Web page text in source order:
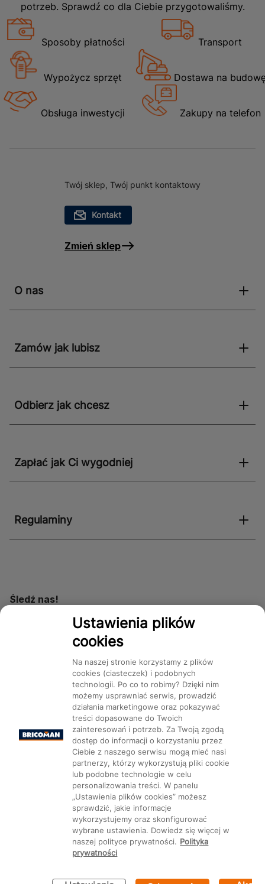
potrzeb. Sprawdź co dla Ciebie przygotowaliśmy.
Sposoby płatności Transport
Wypożycz sprzęt Dostawa na
Obsługa inwestycji Zakupy na telefon
Twój sklep, Twój punkt kontaktowy
Kontakt
Zmień sklep
O nas
Zamów jak lubisz
Odbierz jak chcesz
Zapłać jak Ci wygodniej
Regulaminy
Śledź nas!
Dostępność
Kategorie Produkty Marki CMS
Ustawienia plików cookie
Ustawienia plików
cookies
Na naszej stronie korzystamy z plików
cookies (ciasteczek) i podobnych
technologii. Po co to robimy? Dzięki nim
możemy usprawniać serwis, prowadzić
działania marketingowe oraz pokazywać
treści dopasowane do Twoich
zainteresowań i potrzeb. Za Twoją zgodą
dostęp do informacji o korzystaniu przez
Ciebie z naszego serwisu mogą mieć nasi
partnerzy, którzy wykorzystują pliki cookie
lub podobne technologie w celu
personalizowania treści. W panelu
„Ustawienia plików cookies” możesz
sprawdzić, jakie informacje
wykorzystujemy oraz skonfigurować
wybrane ustawienia. Dowiedz się więcej w
naszej polityce prywatności. Polityka
prywatności